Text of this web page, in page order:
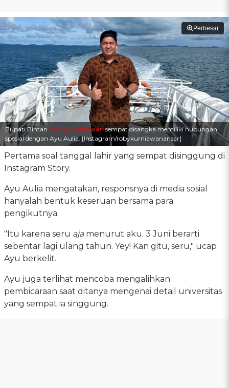
Perbesar
Bupati Bintan Roby Kurniawansempat disangka memiliki hubungan
spesial dengan Ayu Aulia. [Instagram/robykurniawanansar]
Pertama soal tanggal lahir yang sempat disinggung di
Instagram Story.
Ayu Aulia mengatakan, responsnya di media sosial
hanyalah bentuk keseruan bersama para
pengikutnya.
"Itu karena seru ajamenurut aku. 3 Juni berarti
sebentar lagi ulang tahun. Yey! Kan gitu, seru," ucap
Ayu berkelit.
Ayu juga terlihat mencoba mengalihkan
pembicaraan saat ditanya mengenai detail universitas
yang sempat ia singgung.